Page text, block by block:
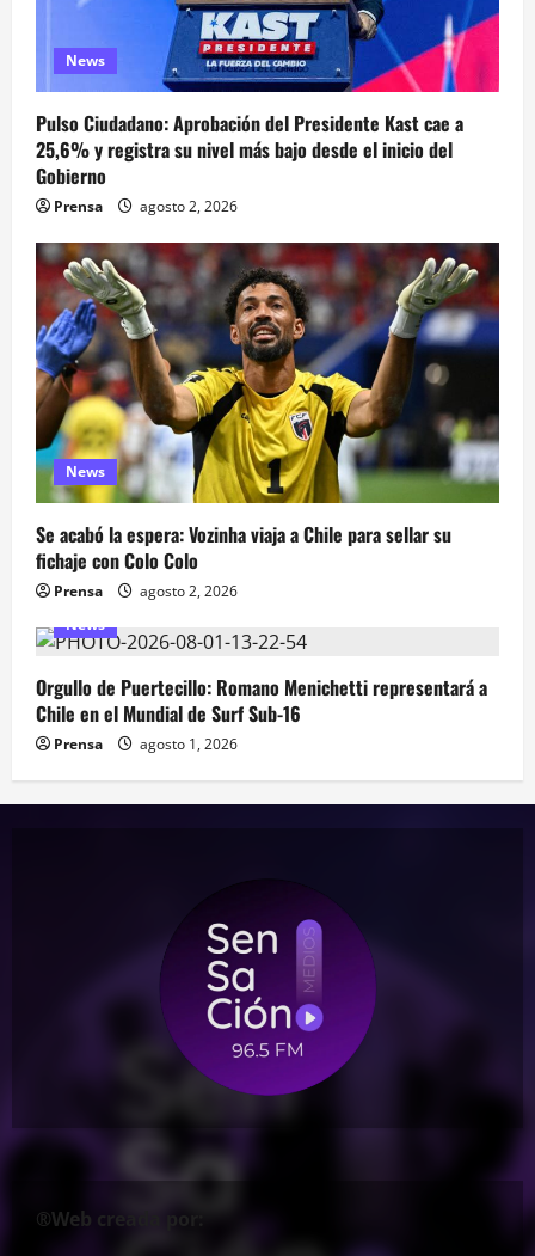
News
Pulso Ciudadano: Aprobación del Presidente Kast cae a
25,6% y registra su nivel más bajo desde el inicio del
Gobierno
Prensa agosto 2, 2026
News
Se acabó la espera: Vozinha viaja a Chile para sellar su
fichaje con Colo Colo
Prensa
agosto 2, 2026
News
Orgullo de Puertecillo: Romano Menichetti representará a
Chile en el Mundial de Surf Sub-16
Prensa agosto 1, 2026
®Web creada por: